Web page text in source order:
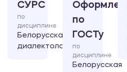
СУРС
по
дисциплине
Белорусская
диалектология
по
ГОСТу
по
дисциплине
Белорусская